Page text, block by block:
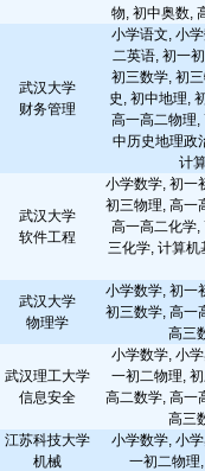
物, 初中奥数,
武汉大学
财务管理
小学语文, 小
二英语, 初一
初三数学, 初
史, 初中地理,
高一高二物理,
中历史地理政
计
武汉大学
软件工程
小学数学, 初一
初三物理, 高一
高一高二化学,
三化学, 计算机
武汉大学
物理学
小学数学, 初一
初三数学, 高一
高三
武汉理工大学
信息安全
小学数学, 小
一初二物理,
高二数学, 高一
高三
江苏科技大学
机械
小学数学, 小
一初二物理